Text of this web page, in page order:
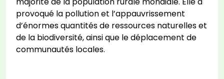
provoqué la pollution et l’appauvrissement
d’énormes quantités de ressources naturelles et
de la biodiversité, ainsi que le déplacement de
communautés locales.